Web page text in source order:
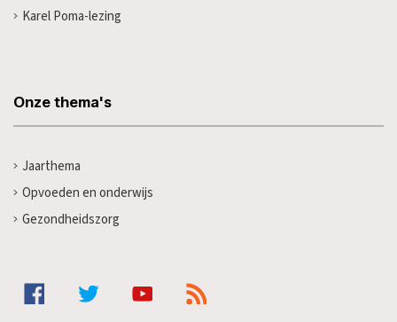
Karel Poma-lezing
Onze thema's
Jaarthema
Opvoeden en onderwijs
Gezondheidszorg